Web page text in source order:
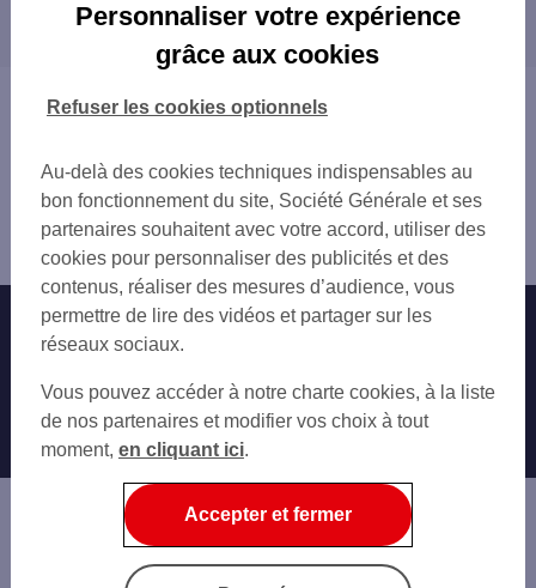
MACON
CHARNAY LES MACON 133 PL MOMMESSIN
TOTAL MACON LA SALLE
VONNAS 7 RUE EUGENE DUBOIS
CLUNY
proximité
Vous êtes ici : Accueil
Mâcon
Distributeur/automate GARE SNCF MACON
Nos engagements Nous contacter
Autres sites SG
Professionnels
Entreprises
Associations
Banque privée
Informations légales
Personnaliser votre expérience
grâce aux cookies
Au-delà des cookies techniques indispensables au
bon fonctionnement du site, Société Générale et ses
partenaires souhaitent avec votre accord, utiliser des
cookies pour personnaliser des publicités et des
contenus, réaliser des mesures d’audience, vous
permettre de lire des vidéos et partager sur les
réseaux sociaux.
Vous pouvez accéder à notre charte cookies, à la liste
de nos partenaires et modifier vos choix à tout
moment, en cliquant ici.
Refuser les cookies optionnels
Accepter et fermer